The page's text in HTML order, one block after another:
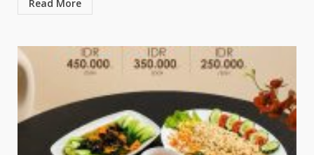
Read More